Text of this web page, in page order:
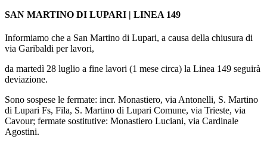
SAN MARTINO DI LUPARI | LINEA 149
Informiamo che a San Martino di Lupari, a causa della chiusura di
via Garibaldi per lavori,
da martedì 28 luglio a fine lavori (1 mese circa) la Linea 149 seguirà
deviazione.
Sono sospese le fermate: incr. Monastiero, via Antonelli, S. Martino
di Lupari Fs, Fila, S. Martino di Lupari Comune, via Trieste, via
Cavour; fermate sostitutive: Monastiero Luciani, via Cardinale
Agostini.